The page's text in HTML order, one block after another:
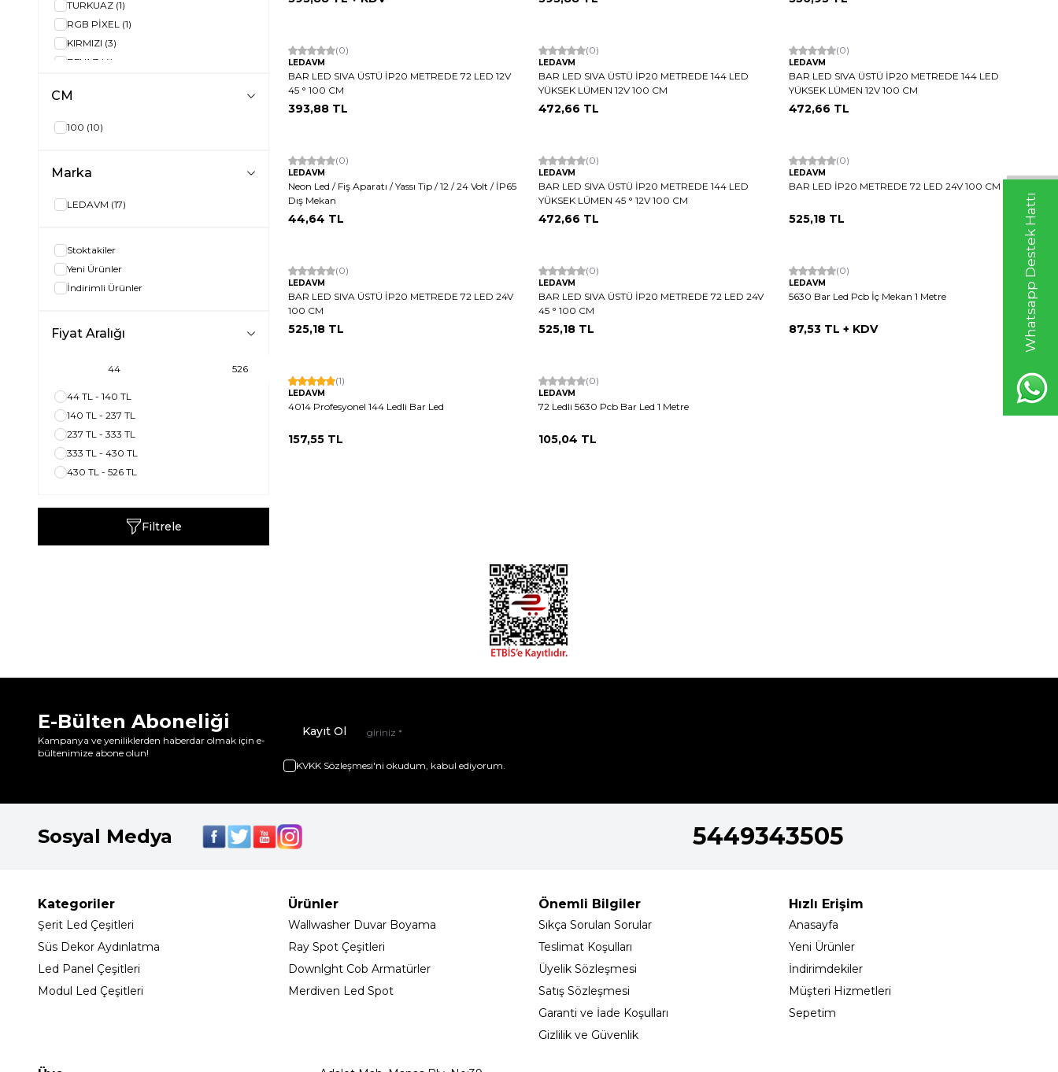
Whatsapp Destek Hattı
TURKUAZ (1)
RGB PİXEL (1)
KIRMIZI (3)
BEYAZ (4)
AMBER
MAVİ
RGB ÇOK RENKLİ
CM
100 (10)
Marka
LEDAVM (17)
Stoktakiler
Yeni Ürünler
İndirimli Ürünler
Fiyat Aralığı
44 TL - 140 TL
140 TL - 237 TL
237 TL - 333 TL
333 TL - 430 TL
430 TL - 526 TL
Filtrele
Hızlı Kargo
(0)
LEDAVM
BAR LED SIVA ÜSTÜ İP20 METREDE 72 LED 12V
45 ° 100 CM
393,88 TL
Hızlı Kargo
(0)
LEDAVM
BAR LED SIVA ÜSTÜ İP20 METREDE 144 LED
YÜKSEK LÜMEN 12V 100 CM
472,66 TL
Hızlı Kargo
(0)
LEDAVM
BAR LED SIVA ÜSTÜ İP20 METREDE 144 LED
YÜKSEK LÜMEN 12V 100 CM
472,66 TL
(0)
LEDAVM
Neon Led / Fiş Aparatı / Yassı Tip / 12 / 24 Volt / İP65
Dış Mekan
44,64 TL
Hızlı Kargo
(0)
LEDAVM
BAR LED SIVA ÜSTÜ İP20 METREDE 144 LED
YÜKSEK LÜMEN 45 ° 12V 100 CM
472,66 TL
Hızlı Kargo
(0)
LEDAVM
BAR LED İP20 METREDE 72 LED 24V 100 CM
525,18 TL
Hızlı Kargo
(0)
LEDAVM
BAR LED SIVA ÜSTÜ İP20 METREDE 72 LED 24V
100 CM
525,18 TL
Hızlı Kargo
(0)
LEDAVM
BAR LED SIVA ÜSTÜ İP20 METREDE 72 LED 24V
45 ° 100 CM
525,18 TL
Hızlı Kargo
(0)
LEDAVM
5630 Bar Led Pcb İç Mekan 1 Metre
87,53 TL + KDV
Hızlı Kargo
(1)
LEDAVM
4014 Profesyonel 144 Ledli Bar Led
157,55 TL
Hızlı Kargo
(0)
LEDAVM
72 Ledli 5630 Pcb Bar Led 1 Metre
105,04 TL
E-Bülten Aboneliği
Kampanya ve yeniliklerden haberdar olmak için e-
bültenimize abone olun!
Kayıt Ol
KVKK Sözleşmesi'ni okudum, kabul ediyorum.
Sosyal Medya 5449343505
Kategoriler
Şerit Led Çeşitleri
Süs Dekor Aydınlatma
Led Panel Çeşitleri
Modul Led Çeşitleri
Ürünler
Wallwasher Duvar Boyama
Ray Spot Çeşitleri
Downlght Cob Armatürler
Merdiven Led Spot
Önemli Bilgiler
Sıkça Sorulan Sorular
Teslimat Koşulları
Üyelik Sözleşmesi
Satış Sözleşmesi
Garanti ve İade Koşulları
Gizlilik ve Güvenlik
Hızlı Erişim
Anasayfa
Yeni Ürünler
İndirimdekiler
Müşteri Hizmetleri
Sepetim